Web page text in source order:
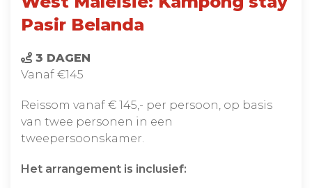
Pasir Belanda
3 DAGEN
Vanaf €145
Reissom vanaf € 145,- per persoon, op basis
van twee personen in een
tweepersoonskamer.
Het arrangement is inclusief: